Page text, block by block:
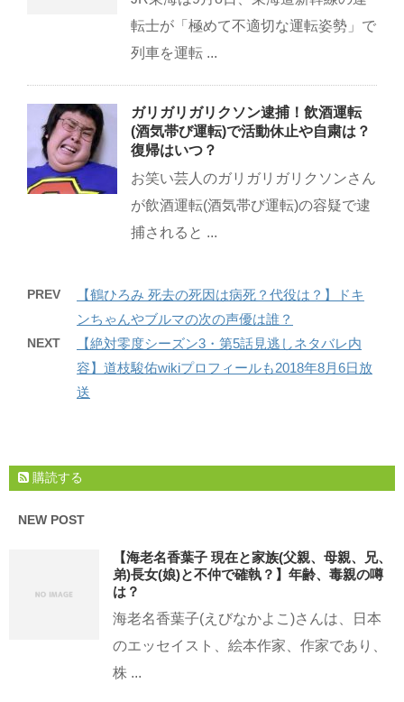
転士が「極めて不適切な運転姿勢」で
列車を運転 ...
ガリガリガリクソン逮捕！飲酒運転
(酒気帯び運転)で活動休止や自粛は？
復帰はいつ？
お笑い芸人のガリガリガリクソンさん
が飲酒運転(酒気帯び運転)の容疑で逮
捕されると ...
PREV
【鶴ひろみ 死去の死因は病死？代役は？】ドキ
ンちゃんやブルマの次の声優は誰？
NEXT
【絶対零度シーズン3・第5話見逃しネタバレ内
容】道枝駿佑wikiプロフィールも2018年8月6日放
送
購読する
NEW POST
【海老名香葉子 現在と家族(父親、母親、兄、
弟)長女(娘)と不仲で確執？】年齢、毒親の噂
は？
海老名香葉子(えびなかよこ)さんは、日本
のエッセイスト、絵本作家、作家であり、
株 ...